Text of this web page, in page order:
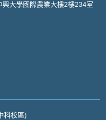
大學國際農業大樓2樓234室
科校區)